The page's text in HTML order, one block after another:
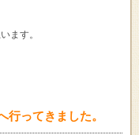
ます。
行ってきました。